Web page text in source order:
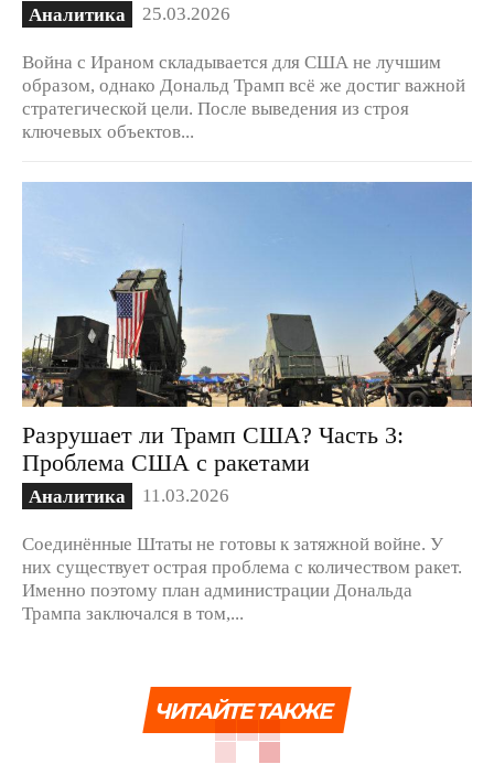
Аналитика 25.03.2026
Война с Ираном складывается для США не лучшим
образом, однако Дональд Трамп всё же достиг важной
стратегической цели. После выведения из строя
ключевых объектов...
Разрушает ли Трамп США? Часть 3:
Проблема США с ракетами
Аналитика 11.03.2026
Соединённые Штаты не готовы к затяжной войне. У
них существует острая проблема с количеством ракет.
Именно поэтому план администрации Дональда
Трампа заключался в том,...
ЧИТАЙТЕ ТАКЖЕ